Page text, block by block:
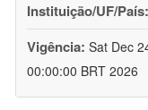
Instituição/UF/País:
Vigência: Sat Dec
00:00:00 BRT 2026